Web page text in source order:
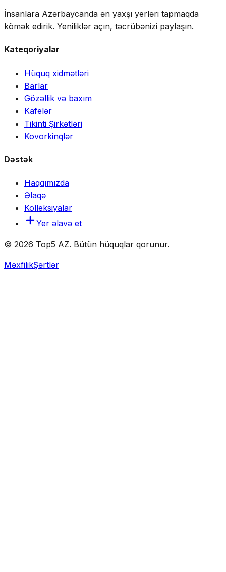
İnsanlara Azərbaycanda ən yaxşı yerləri tapmaqda
kömək edirik. Yeniliklər açın, təcrübənizi paylaşın.
Kateqoriyalar
Hüquq xidmətləri
Barlar
Gözəllik və baxım
Kafelər
Tikinti Şirkətləri
Kovorkinqlər
Dəstək
Haqqımızda
Əlaqə
Kolleksiyalar
Yer əlavə et
© 2026 Top5 AZ. Bütün hüquqlar qorunur.
MəxfilikŞərtlər